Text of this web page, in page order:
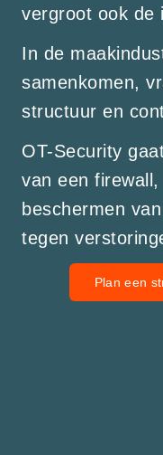
vergroot ook de
In de
samenkomen,
structuur en
OT-Security
van een
beschermen
tegen
Plan een